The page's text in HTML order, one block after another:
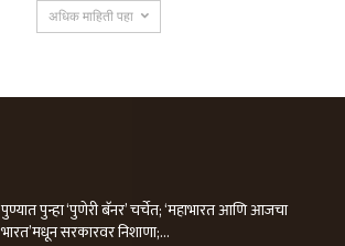
अधिक माहिती पहा
पुण्यात पुन्हा ‘पुणेरी बॅनर’ चर्चेत; ‘महाभारत आणि आजचा
भारत’मधून सरकारवर निशाणा;...